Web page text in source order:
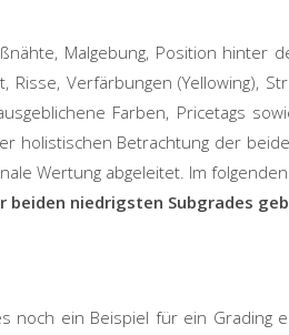
Malgebung, Position
Risse, Verfärbungen (Yellowing),
Farben, Pricetags
holistischen Betrachtung der
Wertung abgeleitet. Im
niedrigsten Subgrades
ein Beispiel für ein Grading